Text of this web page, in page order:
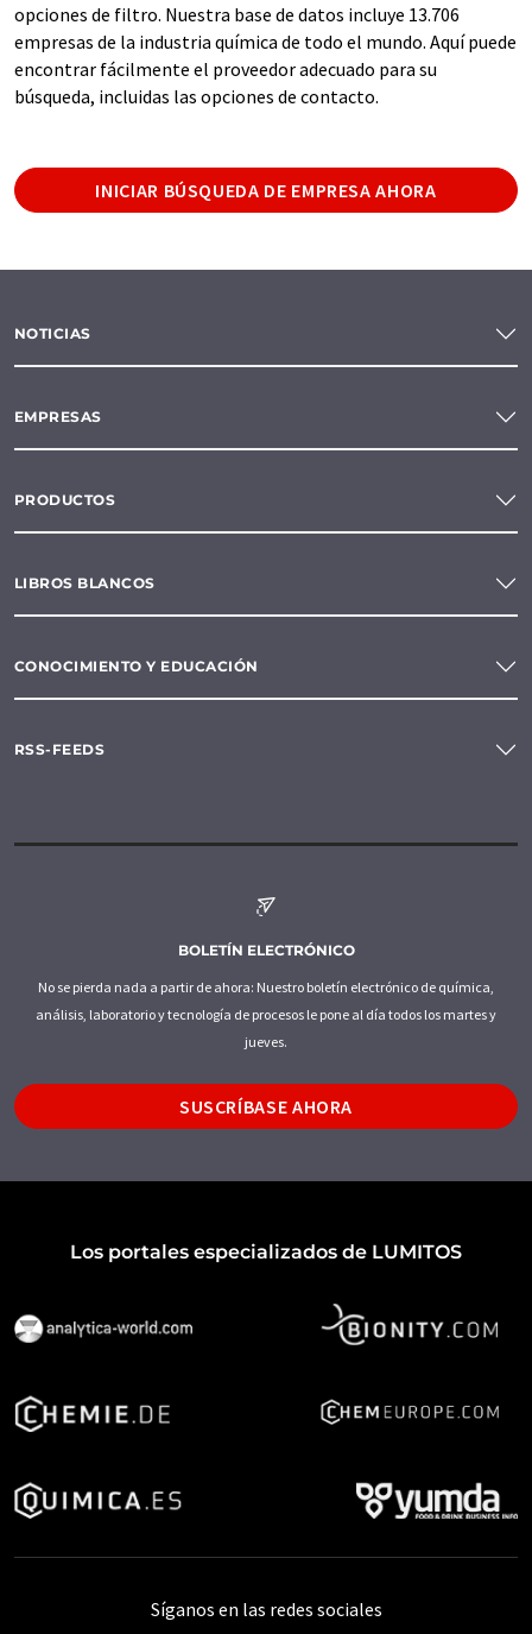
opciones de filtro. Nuestra base de datos incluye 13.706
empresas de la industria química de todo el mundo. Aquí puede
encontrar fácilmente el proveedor adecuado para su
búsqueda, incluidas las opciones de contacto.
INICIAR BÚSQUEDA DE EMPRESA AHORA
NOTICIAS
EMPRESAS
PRODUCTOS
LIBROS BLANCOS
CONOCIMIENTO Y EDUCACIÓN
RSS-FEEDS
BOLETÍN ELECTRÓNICO
No se pierda nada a partir de ahora: Nuestro boletín electrónico de química,
análisis, laboratorio y tecnología de procesos le pone al día todos los martes y
jueves.
SUSCRÍBASE AHORA
Los portales especializados de LUMITOS
Síganos en las redes sociales